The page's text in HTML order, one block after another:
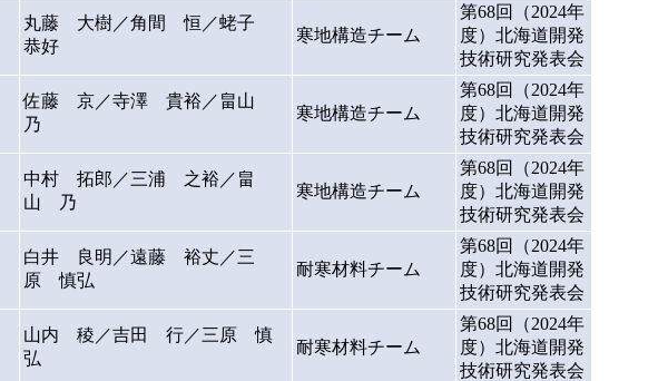
丸藤 大樹／角間 恒／蛯子
恭好
寒地構造チーム
第68回（2024年
度）北海道開発
技術研究発表会
佐藤 京／寺澤 貴裕／畠山
乃
寒地構造チーム
第68回（2024年
度）北海道開発
技術研究発表会
中村 拓郎／三浦 之裕／畠
山 乃
寒地構造チーム
第68回（2024年
度）北海道開発
技術研究発表会
白井 良明／遠藤 裕丈／三
原 慎弘
耐寒材料チーム
第68回（2024年
度）北海道開発
技術研究発表会
山内 稜／吉田 行／三原 慎
弘
耐寒材料チーム
第68回（2024年
度）北海道開発
技術研究発表会